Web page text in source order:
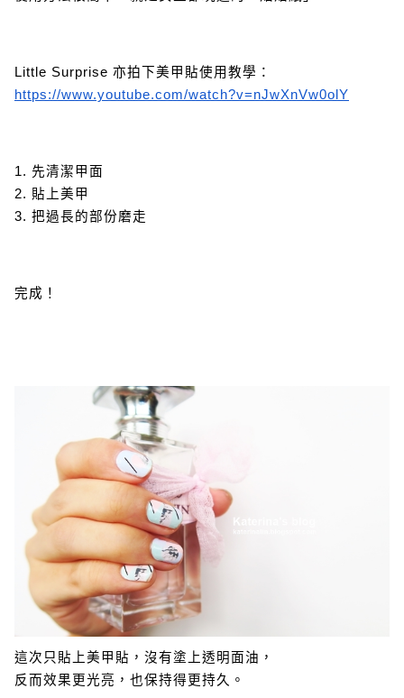
Little Surprise 亦拍下美甲貼使用教學：
https://www.youtube.com/watch?v=nJwXnVw0olY
1. 先清潔甲面
2. 貼上美甲
3. 把過長的部份磨走
完成！
這次只貼上美甲貼，沒有塗上透明面油，
反而效果更光亮，也保持得更持久。